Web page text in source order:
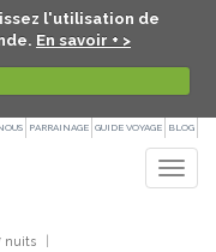
l'utilisation de
En savoir + >
PARRAINAGE GUIDE VOYAGE BLOG
nuits